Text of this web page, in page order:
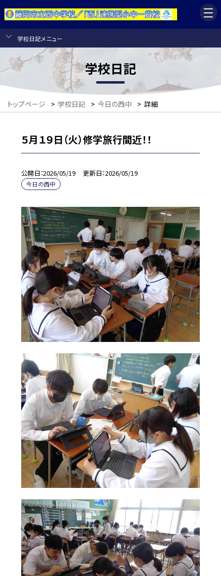
学校日記メニュー
学校日記
トップページ > 学校日記 > 今日の西中 > 詳細
５月１９日（火）修学旅行間近！！
公開日 2026/05/19 更新日 2026/05/19
今日の西中